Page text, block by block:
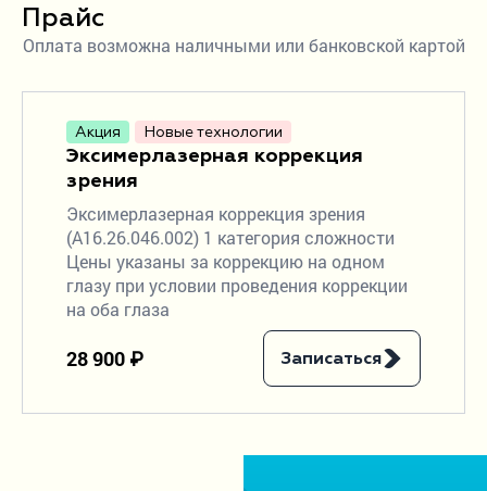
Прайс
Оплата возможна наличными или банковской картой
Акция Новые технологии
Эксимерлазерная коррекция
зрения
Эксимерлазерная коррекция зрения
(A16.26.046.002) 1 категория сложности
Цены указаны за коррекцию на одном
глазу при условии проведения коррекции
на оба глаза
28 900 ₽ Записаться